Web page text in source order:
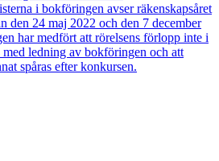
i bokföringen avser räkenskapsåret
den 24 maj 2022 och den 7 december
har medfört att rörelsens förlopp inte i
ledning av bokföringen och att
spåras efter konkursen.